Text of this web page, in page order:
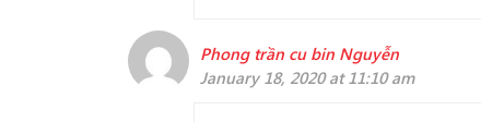
Phong trần cu bin Nguyễn
January 18, 2020 at 11:10 am